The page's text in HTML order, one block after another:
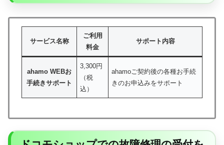
サービス名称
ご利用
料金
サポート内容
ahamo WEBお
手続きサポート
3,300円
（税
込）
ahamoご契約後の各種お手続
きのお申込みをサポート